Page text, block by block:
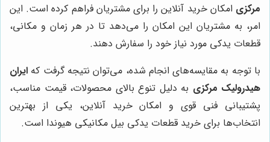
مرکزی امکان خرید آنلاین را برای مشتریان فراهم کرده است. این
امر، به مشتریان این امکان را می‌دهد تا در هر زمان و مکانی،
قطعات یدکی مورد نیاز خود را سفارش دهند.
با توجه به مقایسه‌های انجام شده، می‌توان نتیجه گرفت که ایران
هیدرولیک مرکزی به دلیل تنوع بالای محصولات، قیمت مناسب،
پشتیبانی فنی قوی و امکان خرید آنلاین، یکی از بهترین
انتخاب‌ها برای خرید قطعات یدکی بیل مکانیکی هیوندا است.